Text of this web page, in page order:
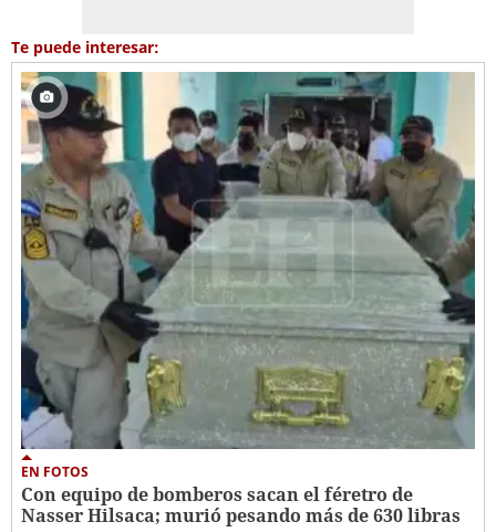
Te puede interesar:
EN FOTOS
Con equipo de bomberos sacan el féretro de
Nasser Hilsaca; murió pesando más de 630 libras